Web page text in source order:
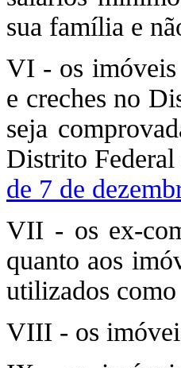
sua família e
VI - os imóveis
e creches no
seja
Distrito
de 7 de
VII - os ex-
quanto aos
utilizados como
VIII - os